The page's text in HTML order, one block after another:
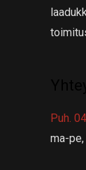
Puh.
ma-